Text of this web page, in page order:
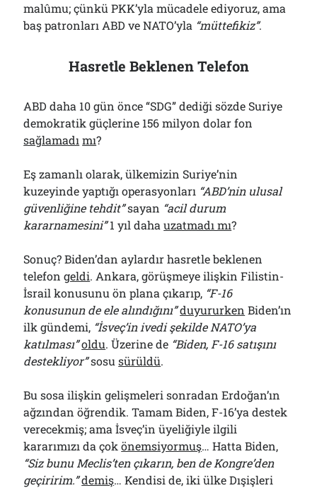
malûmu; çünkü PKK’yla mücadele ediyoruz, ama
baş patronları ABD ve NATO’yla “müttefikiz”.
Hasretle Beklenen Telefon
ABD daha 10 gün önce “SDG” dediği sözde Suriye
demokratik güçlerine 156 milyon dolar fon
sağlamadı mı?
Eş zamanlı olarak, ülkemizin Suriye’nin
kuzeyinde yaptığı operasyonları “ABD’nin ulusal
güvenliğine tehdit”sayan “acil durum
kararnamesini”1 yıl dahauzatmadı mı?
Sonuç? Biden’dan aylardır hasretle beklenen
telefongeldi. Ankara, görüşmeye ilişkin Filistin-
İsrail konusunu ön plana çıkarıp, “F-16
konusunun de ele alındığını”duyururken Biden’ın
ilk gündemi, “İsveç’in ivedi şekilde NATO’ya
katılması”oldu. Üzerine de “Biden, F-16 satışını
destekliyor”sosusürüldü.
Bu sosa ilişkin gelişmeleri sonradan Erdoğan’ın
ağzından öğrendik. Tamam Biden, F-16’ya destek
verecekmiş; ama İsveç’in üyeliğiyle ilgili
kararımızı da çokönemsiyormuş… Hatta Biden,
“Siz bunu Meclis’ten çıkarın, ben de Kongre’den
geçiririm.”demiş… Kendisi de, iki ülke Dışişleri